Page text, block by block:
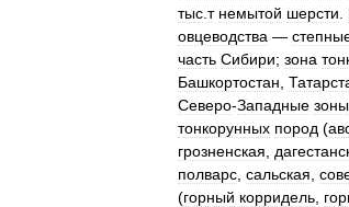
тыс т немытой шерсти
овцеводства —
часть Сибири; зона
Башкортостан
Северо-Западные зоны
тонкорунных пород (
грозненская
полварс сальская
(горный корридель